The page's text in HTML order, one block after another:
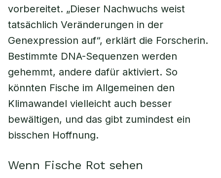
vorbereitet. „Dieser Nachwuchs weist
tatsächlich Veränderungen in der
Genexpression auf“, erklärt die Forscherin.
Bestimmte DNA-Sequenzen werden
gehemmt, andere dafür aktiviert. So
könnten Fische im Allgemeinen den
Klimawandel vielleicht auch besser
bewältigen, und das gibt zumindest ein
bisschen Hoffnung.
Wenn Fische Rot sehen